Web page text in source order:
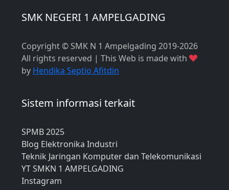
SMK NEGERI 1 AMPELGADING
Copyright © SMK N 1 Ampelgading 2019-2026
All rights reserved | This Web is made with
by Hendika Septio Afitdin
Sistem informasi terkait
SPMB 2025
Blog Elektronika Industri
Teknik Jaringan Komputer dan Telekomunikasi
YT SMKN 1 AMPELGADING
Instagram